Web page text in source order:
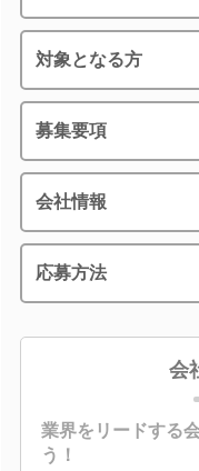
対象となる方
募集要項
会社情報
応募方法
会
業界をリードする
う！